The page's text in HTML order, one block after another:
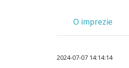
O imprezie
2024-07-07 14:14:14